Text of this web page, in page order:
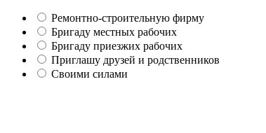
Ремонтно-строительную фирму
Бригаду местных рабочих
Бригаду приезжих рабочих
Приглашу друзей и родственников
Своими силами